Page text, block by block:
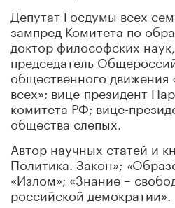
Депутат Госдумы всех
зампред Комитета по
доктор философских
председатель
общественного движения
всех»; вице-президент
комитета РФ; вице-
общества слепых.
Автор научных статей и
Политика. Закон»; «
«Излом»; «Знание –
российской демократии».